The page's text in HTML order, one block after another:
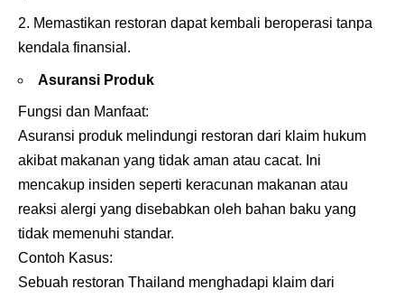
Memastikan restoran dapat kembali beroperasi tanpa
kendala finansial.
Asuransi Produk
Fungsi dan Manfaat:
Asuransi produk melindungi restoran dari klaim hukum
akibat makanan yang tidak aman atau cacat. Ini
mencakup insiden seperti keracunan makanan atau
reaksi alergi yang disebabkan oleh bahan baku yang
tidak memenuhi standar.
Contoh Kasus:
Sebuah restoran Thailand menghadapi klaim dari